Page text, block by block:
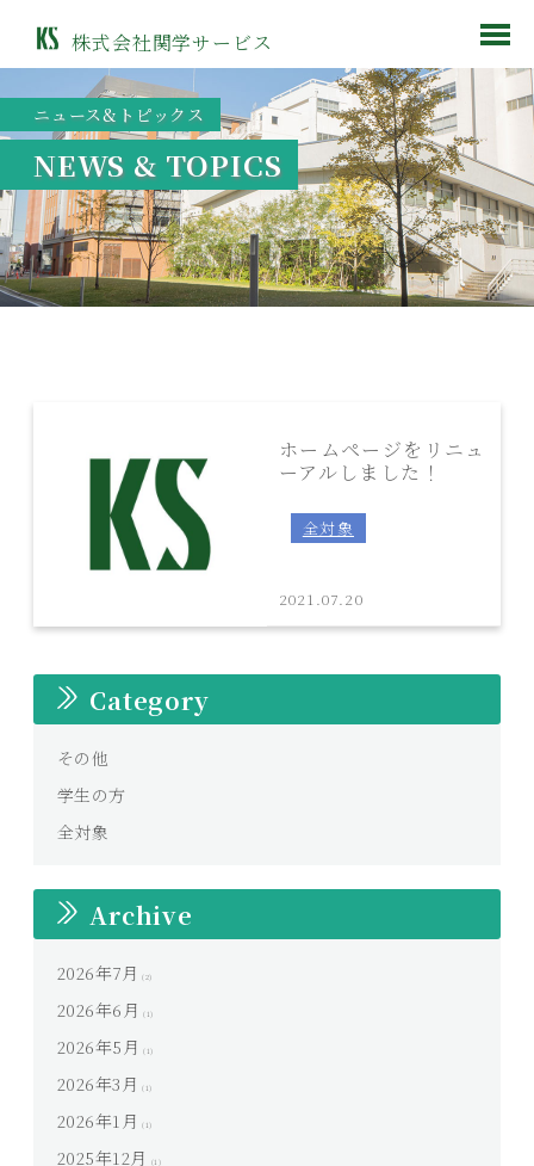
株式会社関学サービス
ニュース&トピックス
NEWS & TOPICS
ホームページをリニュ
ーアルしました！
全対象
2021.07.20
Category
その他
学生の方
全対象
Archive
2026年7月 (2)
2026年6月 (1)
2026年5月 (1)
2026年3月 (1)
2026年1月 (1)
2025年12月 (1)